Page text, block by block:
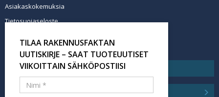
Asiakaskokemuksia
Tietosuojaseloste
Tilaa uutiskirje
TILAA RAKENNUSFAKTAN
UUTISKIRJE – SAAT TUOTEUUTISET
VIIKOITTAIN SÄHKÖPOSTIISI